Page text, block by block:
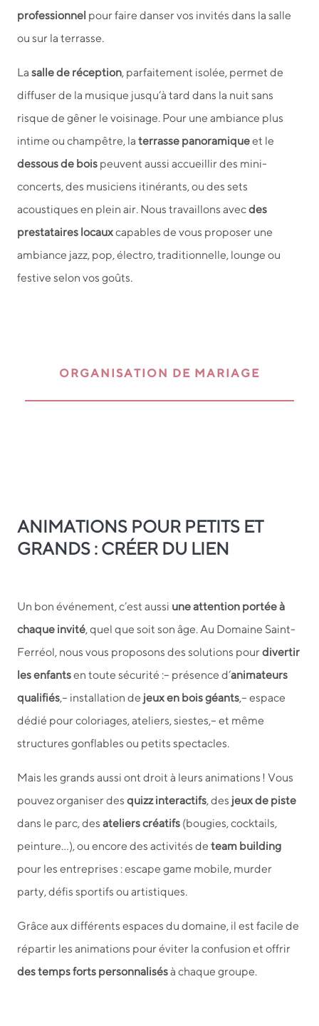
professionnel pour faire danser vos invités dans la salle
ou sur la terrasse.
La salle de réception, parfaitement isolée, permet de
diffuser de la musique jusqu’à tard dans la nuit sans
risque de gêner le voisinage. Pour une ambiance plus
intime ou champêtre, la terrasse panoramiqueet le
dessous de bois peuvent aussi accueillir des mini-
concerts, des musiciens itinérants, ou des sets
acoustiques en plein air. Nous travaillons avecdes
prestataires locauxcapables de vous proposer une
ambiance jazz, pop, électro, traditionnelle, lounge ou
festive selon vos goûts.
ORGANISATION DE MARIAGE
ANIMATIONS POUR PETITS ET
GRANDS : CRÉER DU LIEN
Un bon événement, c’est aussi une attention portée à
chaque invité, quel que soit son âge. Au Domaine Saint-
Ferréol, nous vous proposons des solutions pourdivertir
les enfantsen toute sécurité :– présence d’animateurs
qualifiés,– installation de jeux en bois géants,– espace
dédié pour coloriages, ateliers, siestes,– et même
structures gonflables ou petits spectacles.
Mais les grands aussi ont droit à leurs animations ! Vous
pouvez organiser des quizz interactifs, des jeux de piste
dans le parc, des ateliers créatifs (bougies, cocktails,
peinture…), ou encore des activités de team building
pour les entreprises : escape game mobile, murder
party, défis sportifs ou artistiques.
Grâce aux différents espaces du domaine, il est facile de
répartir les animations pour éviter la confusion et offrir
des temps forts personnalisésà chaque groupe.